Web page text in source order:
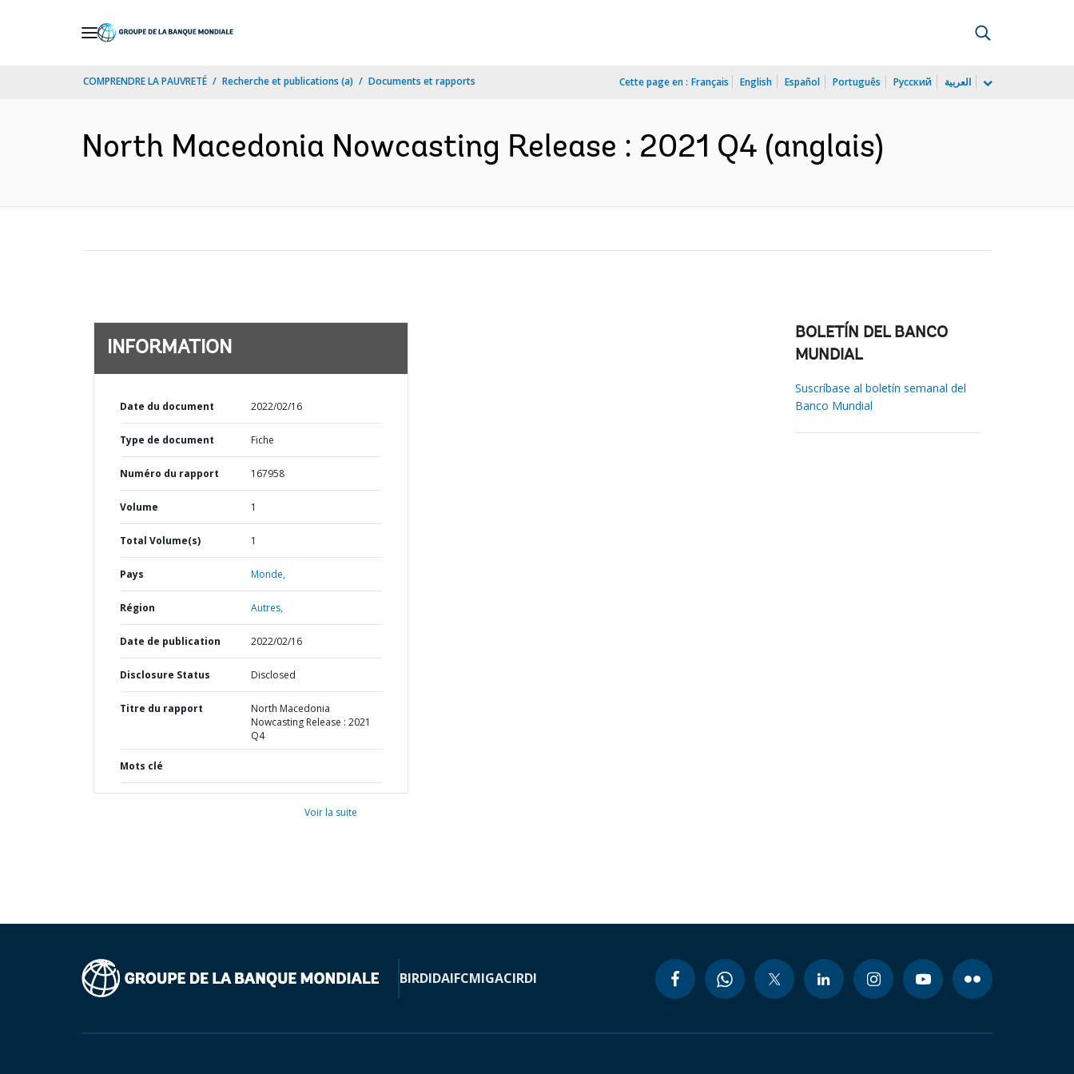
COMPRENDRE LA PAUVRETÉ Recherche et publications (a) Documents et rapports Cette page en : Français English Español Português Русский العربية
North Macedonia Nowcasting Release : 2021 Q4 (anglais)
INFORMATION
Date du document 2022/02/16
Type de document Fiche
Numéro du rapport 167958
Volume 1
Total Volume(s) 1
Pays Monde,
Région Autres,
Date de publication 2022/02/16
Disclosure Status Disclosed
Titre du rapport
North Macedonia
Nowcasting Release : 2021
Q4
Mots clé
Voir la suite
BOLETÍN DEL BANCO
MUNDIAL
Suscríbase al boletín semanal del
Banco Mundial
BIRDIDAIFCMIGACIRDI